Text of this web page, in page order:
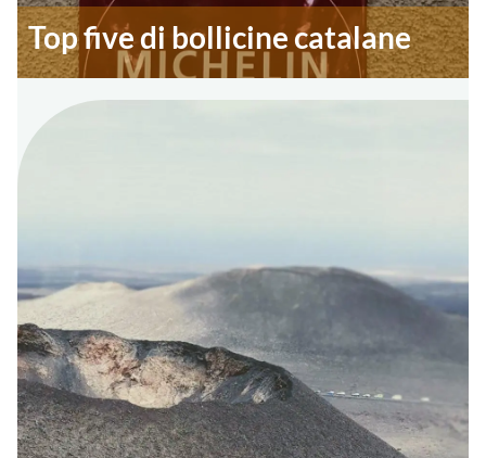
Top five di bollicine catalane